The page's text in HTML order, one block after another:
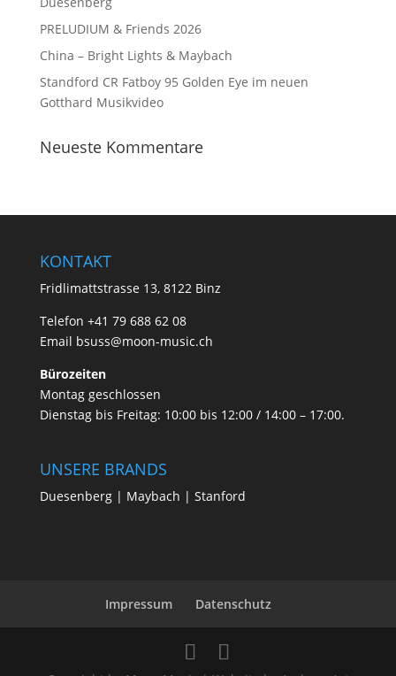
PRELUDIUM & Friends 2026
China – Bright Lights & Maybach
Standford CR Fatboy 95 Golden Eye im neuen
Gotthard Musikvideo
Neueste Kommentare
KONTAKT
Fridlimattstrasse 13, 8122 Binz
Telefon +41 79 688 62 08
Email bsuss@moon-music.ch
Bürozeiten
Montag geschlossen
Dienstag bis Freitag: 10:00 bis 12:00 / 14:00 – 17:00.
UNSERE BRANDS
Duesenberg | Maybach | Stanford
Impressum Datenschutz